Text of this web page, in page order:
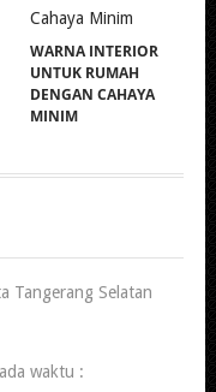
WARNA INTERIOR
UNTUK RUMAH
DENGAN CAHAYA
MINIM
Tangerang Selatan
waktu :